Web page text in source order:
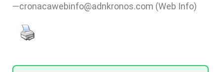
—cronacawebinfo@adnkronos.com (Web Info)